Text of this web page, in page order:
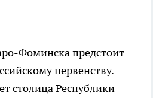
Фоминска предстоит
первенству.
столица Республики